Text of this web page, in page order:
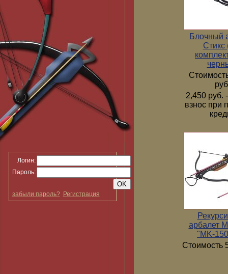
Логин:
Пароль:
забыли пароль? Регистрация
Блочный
Стикс
2,450 руб.
взнос при
арбалет
"MK-
Стоимость